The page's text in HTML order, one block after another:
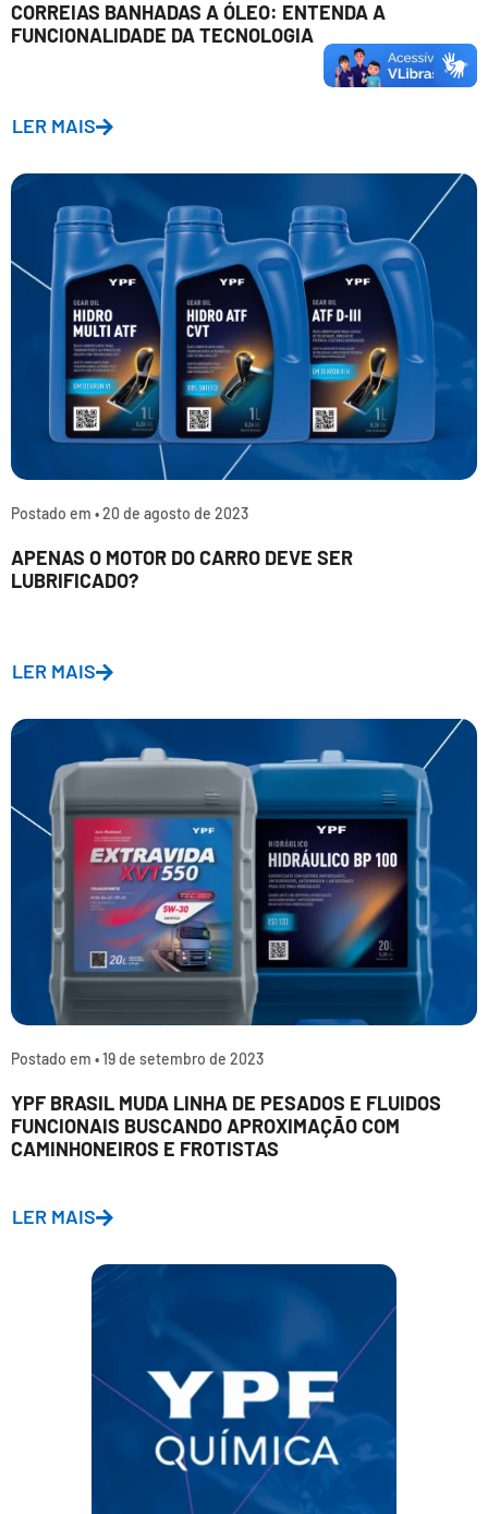
CORREIAS BANHADAS A ÓLEO: ENTENDA A
FUNCIONALIDADE DA TECNOLOGIA
LER MAIS
Postado em •20 de agosto de 2023
APENAS O MOTOR DO CARRO DEVE SER
LUBRIFICADO?
LER MAIS
Postado em •19 de setembro de 2023
YPF BRASIL MUDA LINHA DE PESADOS E FLUIDOS
FUNCIONAIS BUSCANDO APROXIMAÇÃO COM
CAMINHONEIROS E FROTISTAS
LER MAIS